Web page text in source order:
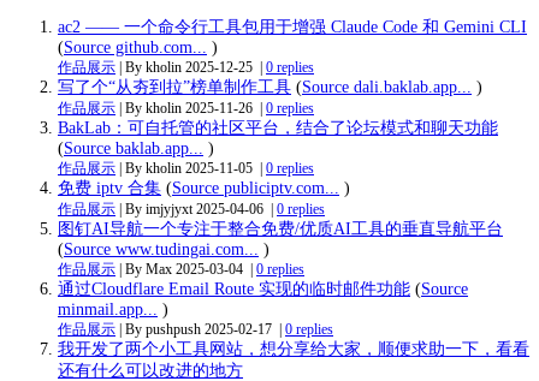
ac2 —— 一个命令行工具包用于增强 Claude Code 和 Gemini CLI
(Source github.com... )
作品展示 | By kholin 2025-12-25 0 replies
写了个“从夯到拉”榜单制作工具 (Source dali.baklab.app... )
作品展示 | By kholin 2025-11-26 0 replies
BakLab：可自托管的社区平台，结合了论坛模式和聊天功能
(Source baklab.app... )
作品展示 | By kholin 2025-11-05 0 replies
免费 iptv 合集 (Source publiciptv.com... )
作品展示 | By imjyjyxt 2025-04-06 0 replies
图钉AI导航一个专注于整合免费/优质AI工具的垂直导航平台
(Source www.tudingai.com... )
作品展示 | By Max 2025-03-04 0 replies
通过Cloudflare Email Route 实现的临时邮件功能 (Source
minmail.app...
)
作品展示 | By pushpush 2025-02-17 0 replies
我开发了两个小工具网站，想分享给大家，顺便求助一下，看看
还有什么可以改进的地方